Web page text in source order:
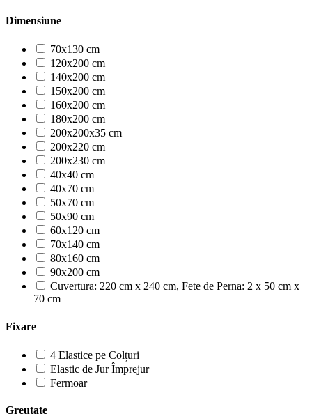
Dimensiune
70x130 cm
120x200 cm
140x200 cm
150x200 cm
160x200 cm
180x200 cm
200x200x35 cm
200x220 cm
200x230 cm
40x40 cm
40x70 cm
50x70 cm
50x90 cm
60x120 cm
70x140 cm
80x160 cm
90x200 cm
Cuvertura: 220 cm x 240 cm, Fete de Perna: 2 x 50 cm x
70 cm
Fixare
4 Elastice pe Colțuri
Elastic de Jur Împrejur
Fermoar
Greutate